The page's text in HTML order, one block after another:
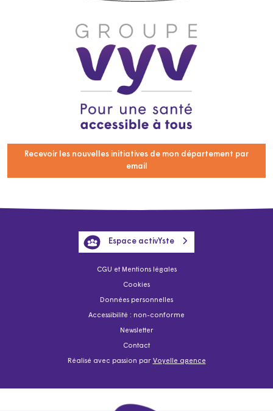
Recevoir les nouvelles initiatives de mon département par
email
CGU et Mentions légales
Cookies
Données personnelles
Accessibilité : non-conforme
Newsletter
Contact
Réalisé avec passion par Voyelle agence
Espace activYste